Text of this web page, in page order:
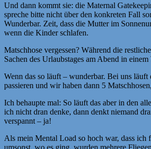
Und dann kommt sie: die Maternal
spreche bitte nicht über den konkreten Fall
Wunderbar. Zeit, dass die Mutter im
wenn die Kinder schlafen.
Matschhose vergessen? Während die
Sachen des Urlaubstages am Abend in einem
Wenn das so läuft – wunderbar. Bei uns
passieren und wir haben dann 5
Ich behaupte mal: So läuft das aber in den
ich nicht dran denke, dann denkt niemand
verspannt – ja!
Als mein Mental Load so hoch war, dass
umsonst, wo es ging, wurden mehrere